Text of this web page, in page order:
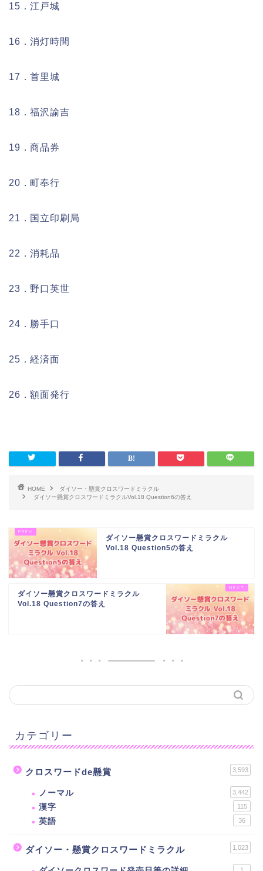
15．江戸城
16．消灯時間
17．首里城
18．福沢諭吉
19．商品券
20．町奉行
21．国立印刷局
22．消耗品
23．野口英世
24．勝手口
25．経済面
26．額面発行
HOME
ダイソー・懸賞クロスワードミラクル
ダイソー懸賞クロスワードミラクルVol.18 Question6の答え
ダイソー懸賞クロスワードミラクル
Vol.18 Question5の答え
ダイソー懸賞クロスワードミラクル
Vol.18 Question7の答え
カテゴリー
クロスワードde懸賞 3,593
ノーマル 3,442
漢字 115
英語 36
ダイソー・懸賞クロスワードミラクル 1,023